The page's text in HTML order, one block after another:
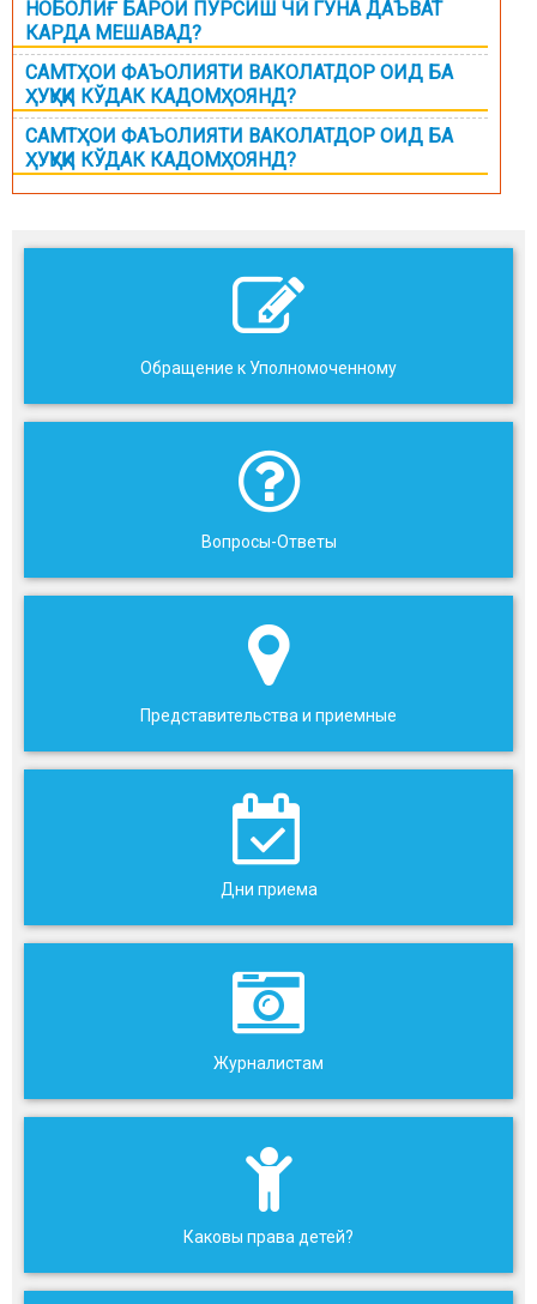
НОБОЛИҒ БАРОИ ПУРСИШ ЧӢ ГУНА ДАЪВАТ
КАРДА МЕШАВАД?
САМТҲОИ ФАЪОЛИЯТИ ВАКОЛАТДОР ОИД БА
ҲУҚУҚИ КЎДАК КАДОМҲОЯНД?
САМТҲОИ ФАЪОЛИЯТИ ВАКОЛАТДОР ОИД БА
ҲУҚУҚИ КЎДАК КАДОМҲОЯНД?
Обращение к Уполномоченному
Вопросы-Ответы
Представительства и приемные
Дни приема
Журналистам
Каковы права детей?